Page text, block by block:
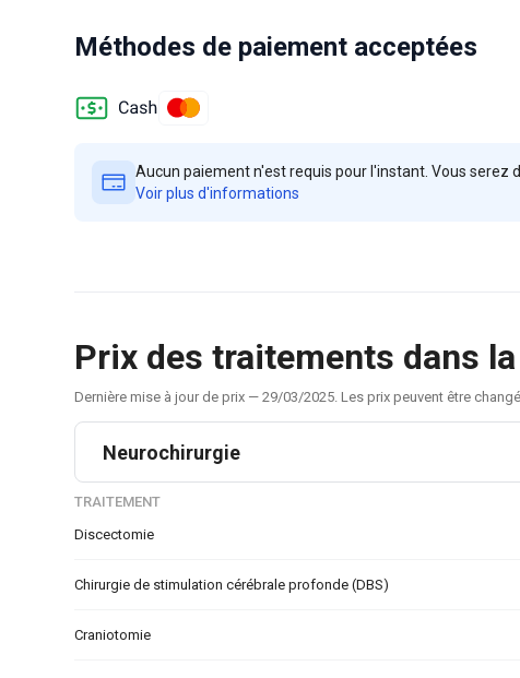
Méthodes de paiement acceptées
Aucun paiement n'est requis pour l'instant. Vous serez
Voir plus d'informations
Prix des traitements dans
Dernière mise à jour de prix — 29/03/2025. Les prix peuvent être
Neurochirurgie
TRAITEMENT
Discectomie
Chirurgie de stimulation cérébrale profonde (DBS)
Craniotomie